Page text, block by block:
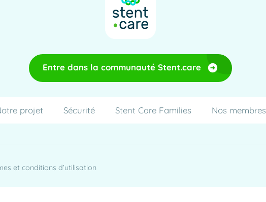
Entre dans la communauté Stent.care
projet Sécurité Stent Care Families Nos membres
et conditions d’utilisation